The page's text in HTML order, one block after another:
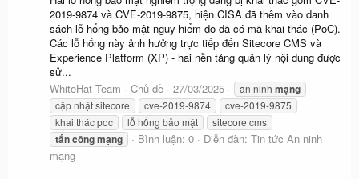
2019-9874 và CVE-2019-9875, hiện CISA đã thêm vào danh
sách lỗ hổng bảo mật nguy hiểm do đã có mã khai thác (PoC).
Các lỗ hổng này ảnh hưởng trực tiếp đến Sitecore CMS và
Experience Platform (XP) - hai nền tảng quản lý nội dung được
sử...
WhiteHat Team
Chủ đề 27/03/2025 an ninh mạng
cập nhật sitecore cve-2019-9874
cve-2019-9875
khai thác poc
lỗ hổng bảo mật sitecore cms
tấncôngmạng Bình luận: 0 Diễn đàn: Tin tức An ninh
mạng